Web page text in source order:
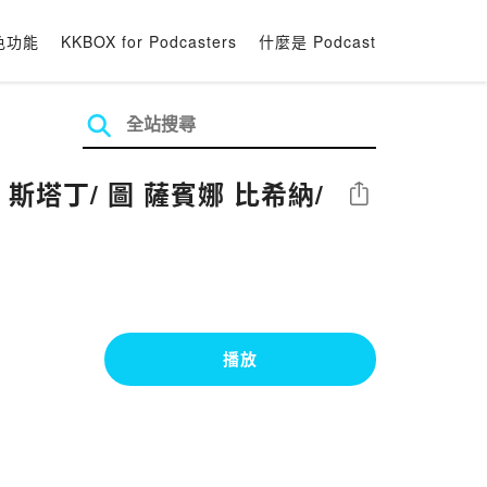
功能 KKBOX for Podcasters 什麼是 Podcast
塔丁/ 圖 薩賓娜 比希納/ 分享
播放